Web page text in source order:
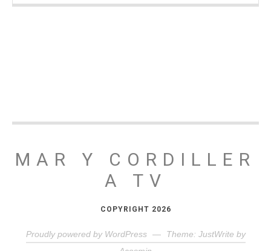
MAR Y CORDILLER
A TV
COPYRIGHT 2026
Proudly powered by WordPress —
Theme: JustWrite by